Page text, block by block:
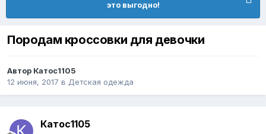
это выгодно!
Породам кроссовки для девочки
Автор Катос1105
12 июня, 2017 в Детская одежда
Катос1105